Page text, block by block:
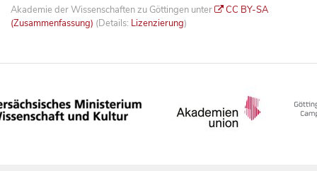
Akademie der Wissenschaften zu Göttingen unter
CC BY-SA
(Zusammenfassung) (Details: Lizenzierung)